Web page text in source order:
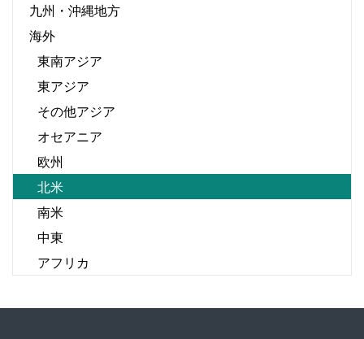
九州・沖縄地方
海外
東南アジア
東アジア
その他アジア
オセアニア
欧州
北米
南米
中東
アフリカ